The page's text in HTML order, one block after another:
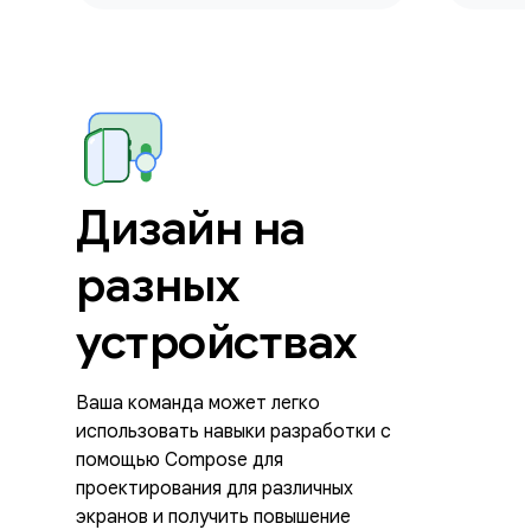
Дизайн на
разных
устройствах
Ваша команда может легко
использовать навыки разработки с
помощью Compose для
проектирования для различных
экранов и получить повышение